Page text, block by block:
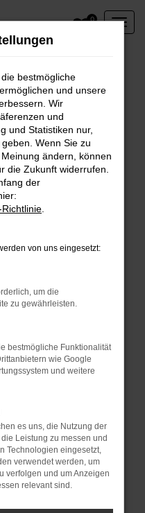
0
helfen können:
und deine
Beispiel deine
Werbeblocker,
Seiten
Seite in einem
vorübergehende
und dein
neuesten Stand
nur ein
kann auch dazu
nicht mehr
bestmögliche
und unsere
Wir
und
und Statistiken nur,
Wenn Sie zu
ändern, können
die Zukunft widerrufen.
der
von uns eingesetzt:
um die
zu gewährleisten.
bestmögliche Funktionalität
wie Google
und weitere
es uns, die Nutzung der
Leistung zu messen und
Technologien eingesetzt,
verwendet werden, um
verfolgen und um Anzeigen
relevant sind.